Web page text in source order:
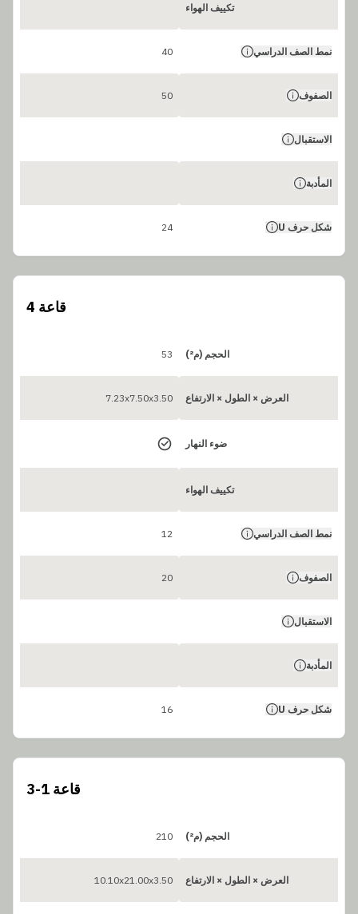
تكييف الهواء
نمط الصف الدراسي 40
الصفوف 50
الاستقبال
المأدبة
شكل حرف U 24
قاعة 4
الحجم (م²) 53
العرض × الطول × الارتفاع 7.23x7.50x3.50
ضوء النهار
تكييف الهواء
نمط الصف الدراسي 12
الصفوف 20
الاستقبال
المأدبة
شكل حرف U 16
قاعة 1-3
الحجم (م²) 210
العرض × الطول × الارتفاع 10.10x21.00x3.50